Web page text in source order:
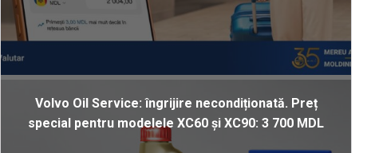
Volvo Oil Service: îngrijire necondiționată. Preț
special pentru modelele XC60 și XC90: 3 700 MDL